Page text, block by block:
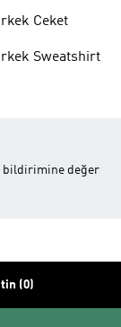
Ceket
Sweatshirt
bildirimine değer
(0)